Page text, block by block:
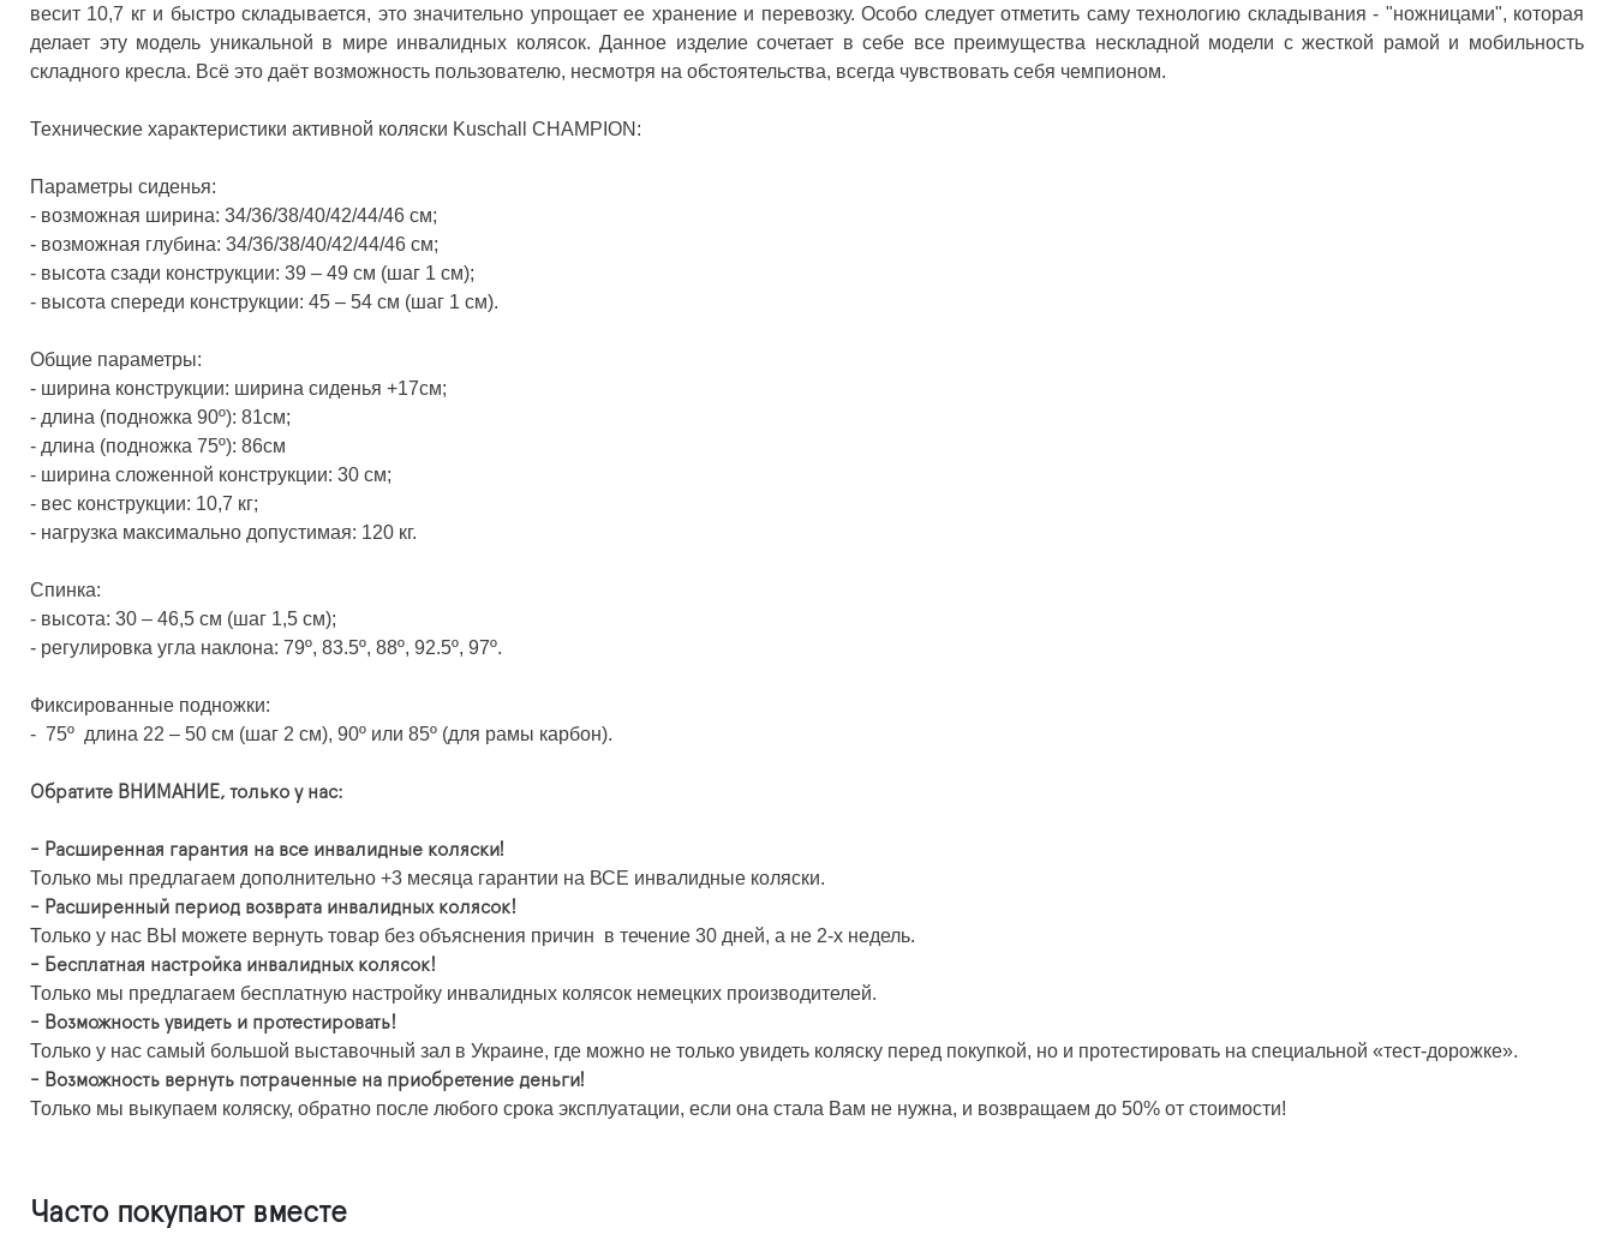
весит 10,7 кг и быстро складывается, это значительно упрощает ее хранение и перевозку. Особо следует отметить саму технологию складывания - "ножницами", которая
делает эту модель уникальной в мире инвалидных колясок. Данное изделие сочетает в себе все преимущества нескладной модели с жесткой рамой и мобильность
складного кресла. Всё это даёт возможность пользователю, несмотря на обстоятельства, всегда чувствовать себя чемпионом.
Технические характеристики активной коляски Kuschall CHAMPION:
Параметры сиденья:
- возможная ширина: 34/36/38/40/42/44/46 см;
- возможная глубина: 34/36/38/40/42/44/46 см;
- высота сзади конструкции: 39 – 49 см (шаг 1 см);
- высота спереди конструкции: 45 – 54 см (шаг 1 см).
Общие параметры:
- ширина конструкции: ширина сиденья +17см;
- длина (подножка 90º): 81см;
- длина (подножка 75º): 86см
- ширина сложенной конструкции: 30 см;
- вес конструкции: 10,7 кг;
- нагрузка максимально допустимая: 120 кг.
Спинка:
- высота: 30 – 46,5 см (шаг 1,5 см);
- регулировка угла наклона: 79º, 83.5º, 88º, 92.5º, 97º.
Фиксированные подножки:
- 75º длина 22 – 50 см (шаг 2 см), 90º или 85º (для рамы карбон).
Обратите ВНИМАНИЕ, только у нас:
- Расширенная гарантия на все инвалидные коляски!
Только мы предлагаем дополнительно +3 месяца гарантии на ВСЕ инвалидные коляски.
- Расширенный период возврата инвалидных колясок!
Только у нас ВЫ можете вернуть товар без объяснения причин в течение 30 дней, а не 2-х недель.
- Бесплатная настройка инвалидных колясок!
Только мы предлагаем бесплатную настройку инвалидных колясок немецких производителей.
- Возможность увидеть и протестировать!
Только у нас самый большой выставочный зал в Украине, где можно не только увидеть коляску перед покупкой, но и протестировать на специальной «тест-дорожке».
- Возможность вернуть потраченные на приобретение деньги!
Только мы выкупаем коляску, обратно после любого срока эксплуатации, если она стала Вам не нужна, и возвращаем до 50% от стоимости!
Часто покупают вместе